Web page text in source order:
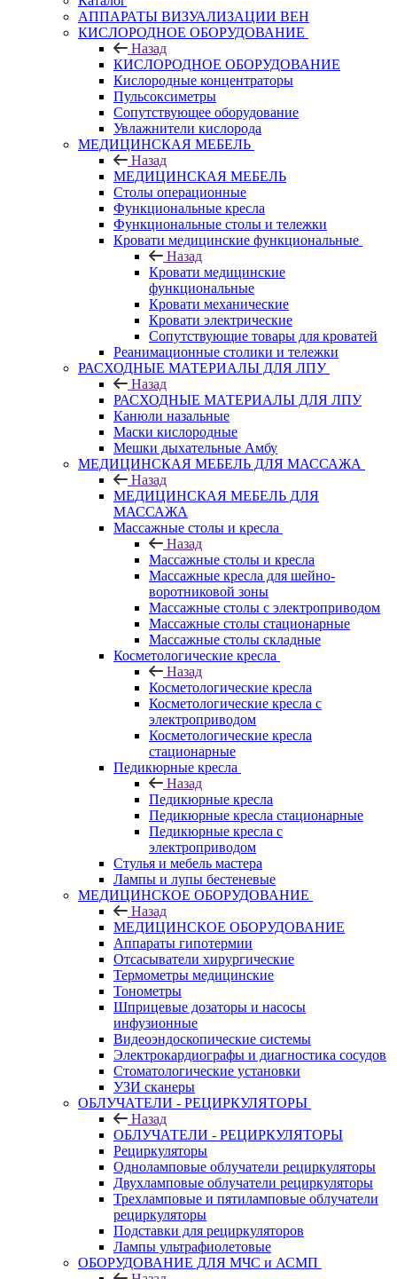
АППАРАТЫ ВИЗУАЛИЗАЦИИ ВЕН
КИСЛОРОДНОЕ ОБОРУДОВАНИЕ
Назад
КИСЛОРОДНОЕ ОБОРУДОВАНИЕ
Кислородные концентраторы
Пульсоксиметры
Сопутствующее оборудование
Увлажнители кислорода
МЕДИЦИНСКАЯ МЕБЕЛЬ
Назад
МЕДИЦИНСКАЯ МЕБЕЛЬ
Столы операционные
Функциональные кресла
Функциональные столы и тележки
Кровати медицинские функциональные
Назад
Кровати медицинские
функциональные
Кровати механические
Кровати электрические
Сопутствующие товары для кроватей
Реанимационные столики и тележки
РАСХОДНЫЕ МАТЕРИАЛЫ ДЛЯ ЛПУ
Назад
РАСХОДНЫЕ МАТЕРИАЛЫ ДЛЯ ЛПУ
Канюли назальные
Маски кислородные
Мешки дыхательные Амбу
МЕДИЦИНСКАЯ МЕБЕЛЬ ДЛЯ МАССАЖА
Назад
МЕДИЦИНСКАЯ МЕБЕЛЬ ДЛЯ
МАССАЖА
Массажные столы и кресла
Назад
Массажные столы и кресла
Массажные кресла для шейно-
воротниковой зоны
Массажные столы с электроприводом
Массажные столы стационарные
Массажные столы складные
Косметологические кресла
Назад
Косметологические кресла
Косметологические кресла с
электроприводом
Косметологические кресла
стационарные
Педикюрные кресла
Назад
Педикюрные кресла
Педикюрные кресла стационарные
Педикюрные кресла с
электроприводом
Стулья и мебель мастера
Лампы и лупы бестеневые
МЕДИЦИНСКОЕ ОБОРУДОВАНИЕ
Назад
МЕДИЦИНСКОЕ ОБОРУДОВАНИЕ
Аппараты гипотермии
Отсасыватели хирургические
Термометры медицинские
Тонометры
Шприцевые дозаторы и насосы
инфузионные
Видеоэндоскопические системы
Электрокардиографы и диагностика сосудов
Стоматологические установки
УЗИ сканеры
ОБЛУЧАТЕЛИ - РЕЦИРКУЛЯТОРЫ
Назад
ОБЛУЧАТЕЛИ - РЕЦИРКУЛЯТОРЫ
Рециркуляторы
Одноламповые облучатели рециркуляторы
Двухламповые облучатели рециркуляторы
Трехламповые и пятиламповые облучатели
рециркуляторы
Подставки для рециркуляторов
Лампы ультрафиолетовые
ОБОРУДОВАНИЕ ДЛЯ МЧС и АСМП